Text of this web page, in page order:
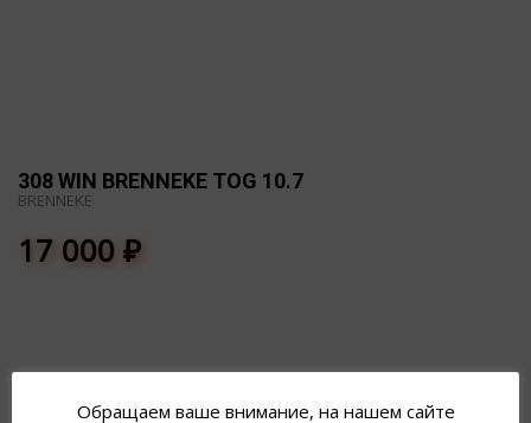
308 WIN BRENNEKE TOG 10.7
BRENNEKE
17 000₽
Обращаем ваше внимание, на нашем сайте